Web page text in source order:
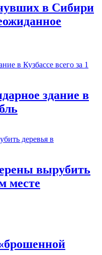
в Сибири
здание в
вырубить
месте